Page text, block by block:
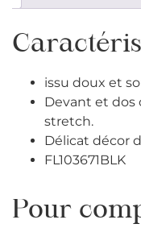
issu doux et
Devant et dos
stretch.
Délicat décor
FL103671BLK
Pour